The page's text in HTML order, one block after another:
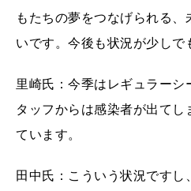
もたちの夢をつなげられる
いです。今後も状況が少し
里崎氏：今季はレギュラー
タッフからは感染者が出て
ています。
田中氏：こういう状況です